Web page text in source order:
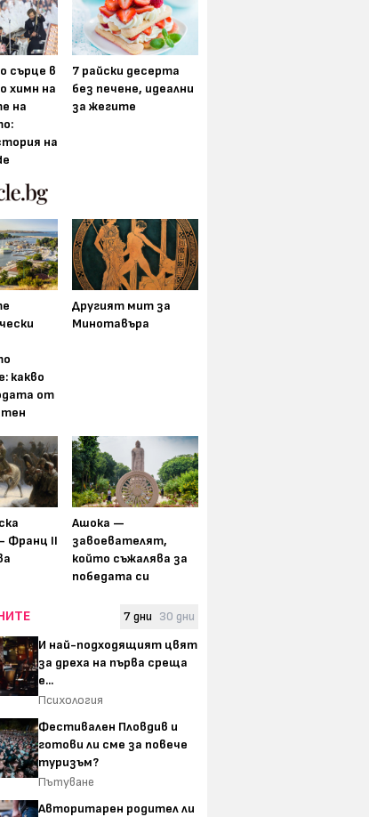
сърце в
химн на
на
на
7 райски десерта
без печене, идеални
за жегите
какво
от
Другият мит за
Минотавъра
Франц II
Ашока —
завоевателят,
който съжалява за
победата си
7 дни 30 дни
И най-подходящият цвят
за дреха на първа среща
е...
Психология
Фестивален Пловдив и
готови ли сме за повече
туризъм?
Пътуване
Авторитарен родител ли